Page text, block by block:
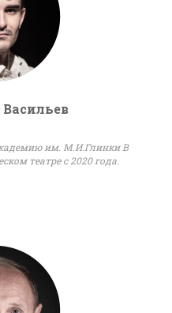
им. М.И.Глинки В
театре с 2020 года.